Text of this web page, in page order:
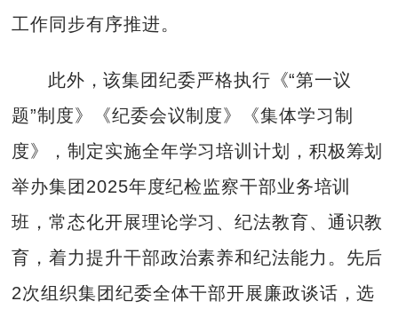
工作同步有序推进。
此外，该集团纪委严格执行《“第一议
题”制度》《纪委会议制度》《集体学习制
度》，制定实施全年学习培训计划，积极筹划
举办集团2025年度纪检监察干部业务培训
班，常态化开展理论学习、纪法教育、通识教
育，着力提升干部政治素养和纪法能力。先后
2次组织集团纪委全体干部开展廉政谈话，选